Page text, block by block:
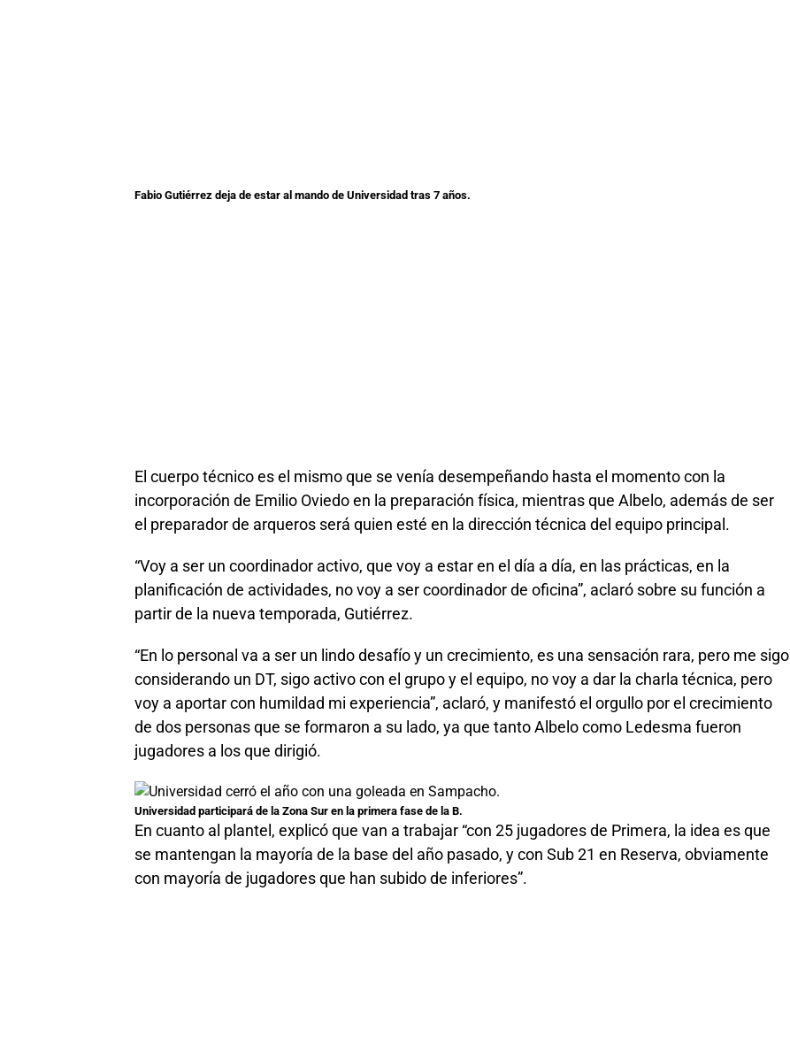
Fabio Gutiérrez deja de estar al mando de Universidad tras 7 años.
El cuerpo técnico es el mismo que se venía desempeñando hasta el momento con la
incorporación de Emilio Oviedo en la preparación física, mientras que Albelo, además de ser
el preparador de arqueros será quien esté en la dirección técnica del equipo principal.
“Voy a ser un coordinador activo, que voy a estar en el día a día, en las prácticas, en la
planificación de actividades, no voy a ser coordinador de oficina”, aclaró sobre su función a
partir de la nueva temporada, Gutiérrez.
“En lo personal va a ser un lindo desafío y un crecimiento, es una sensación rara, pero me sigo
considerando un DT, sigo activo con el grupo y el equipo, no voy a dar la charla técnica, pero
voy a aportar con humildad mi experiencia”, aclaró, y manifestó el orgullo por el crecimiento
de dos personas que se formaron a su lado, ya que tanto Albelo como Ledesma fueron
jugadores a los que dirigió.
Universidad participará de la Zona Sur en la primera fase de la B.
En cuanto al plantel, explicó que van a trabajar “con 25 jugadores de Primera, la idea es que
se mantengan la mayoría de la base del año pasado, y con Sub 21 en Reserva, obviamente
con mayoría de jugadores que han subido de inferiores”.